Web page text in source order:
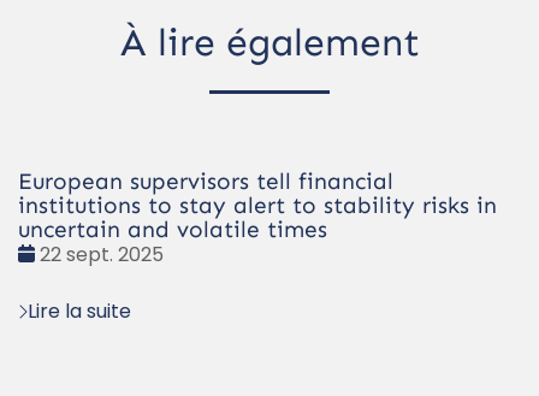
À lire également
European supervisors tell financial
institutions to stay alert to stability risks in
uncertain and volatile times
Date
22 sept. 2025
Lire la suite